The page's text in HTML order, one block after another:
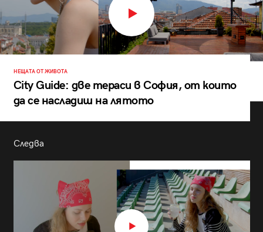
НЕЩАТА ОТ ЖИВОТА
City Guide: две тераси в София, от които
да се насладиш на лятото
Следва